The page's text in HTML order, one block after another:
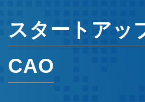
スタートアッ
CAO